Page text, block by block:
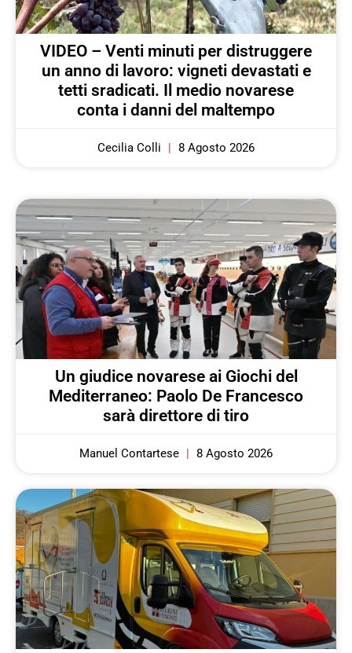
VIDEO – Venti minuti per distruggere
un anno di lavoro: vigneti devastati e
tetti sradicati. Il medio novarese
conta i danni del maltempo
Cecilia Colli 8 Agosto 2026
Un giudice novarese ai Giochi del
Mediterraneo: Paolo De Francesco
sarà direttore di tiro
Manuel Contartese 8 Agosto 2026